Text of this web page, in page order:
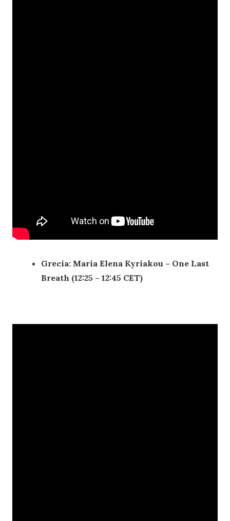
Grecia: Maria Elena Kyriakou – One Last
Breath (12:25 – 12:45 CET)